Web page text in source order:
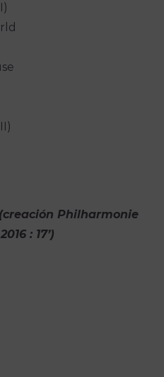
Philharmonie
: 17’)